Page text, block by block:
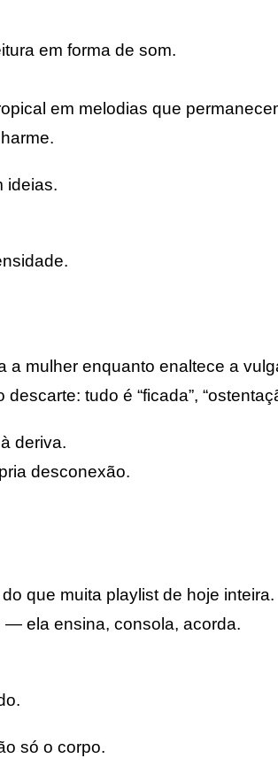
em forma de som.
em melodias que
ideias.
a mulher enquanto enaltece a
tudo é “ficada”,
deriva.
desconexão.
que muita playlist de hoje inteira.
— ela ensina, consola, acorda.
só o corpo.